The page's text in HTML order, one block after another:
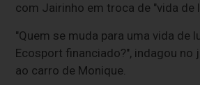
com Jairinho em troca de "vida de
"Quem se muda para uma vida de
Ecosport financiado?", indagou no
ao carro de Monique.